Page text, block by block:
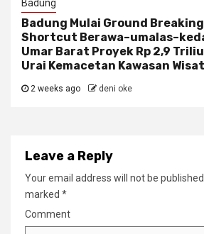
Badung
Badung Mulai Ground
Shortcut
Umar Barat Proyek Rp 2,9
Urai Kemacetan Kawasan
2 weeks ago deni oke
Leave a Reply
Your email address will not be published.
marked *
Comment